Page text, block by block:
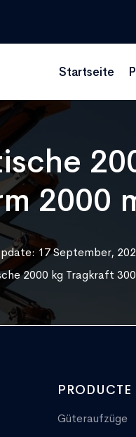
Startseite
2000
17 September,
2000 kg Tragkraft
PRODUCTE
Güteraufzüge